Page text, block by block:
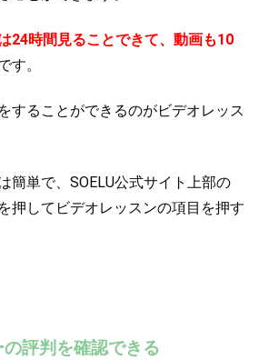
24時間見ることできて、動画も10
す。
することができるのがビデオレッス
簡単で、SOELU公式サイト上部の
押してビデオレッスンの項目を押す
評判を確認できる